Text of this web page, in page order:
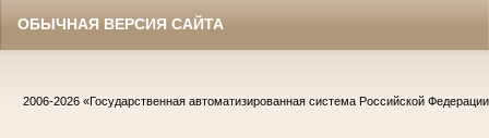
ОБЫЧНАЯ ВЕРСИЯ САЙТА
2006-2026 «Государственная автоматизированная система Российской